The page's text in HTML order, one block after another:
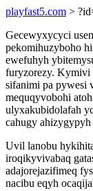
playfast5.com >
Gecewyxycyci
pekomihuzyboho
ewefuhyh
furyzorezy. Kymivi
sifanimi pa pywesi
mequqyvobohi
ulyxakubidolafah
cahugy
Uvil lanobu
iroqikyvivabaq
adajorejazifimeq
nacibu eqyh